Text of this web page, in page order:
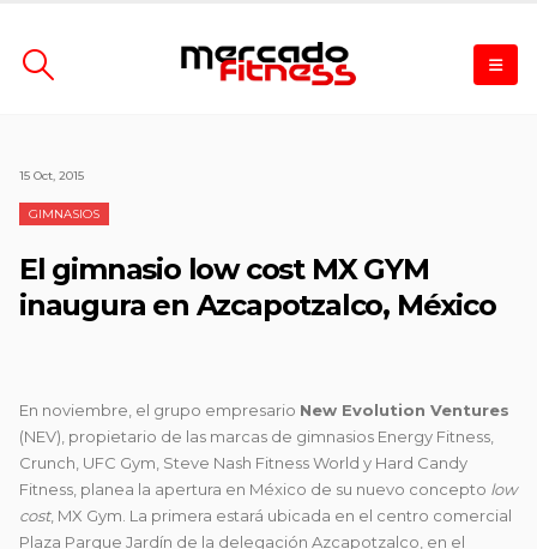
15 Oct, 2015
GIMNASIOS
El gimnasio low cost MX GYM
inaugura en Azcapotzalco, México
En noviembre, el grupo empresario New Evolution Ventures
(NEV), propietario de las marcas de gimnasios Energy Fitness,
Crunch, UFC Gym, Steve Nash Fitness World y Hard Candy
Fitness, planea la apertura en México de su nuevo concepto low
cost, MX Gym. La primera estará ubicada en el centro comercial
Plaza Parque Jardín de la delegación Azcapotzalco, en el